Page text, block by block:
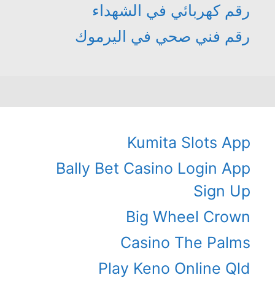
رقم كهربائي في الشهداء
رقم فني صحي في اليرموك
Kumita Slots App
Bally Bet Casino Login App
Sign Up
Big Wheel Crown
Casino The Palms
Play Keno Online Qld